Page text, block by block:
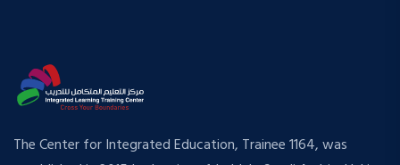
The Center for Integrated Education, Trainee 1164, was